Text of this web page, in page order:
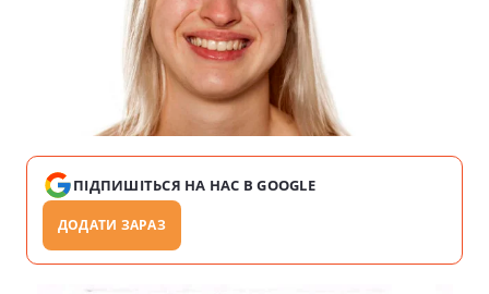
ПІДПИШІТЬСЯ НА НАС В GOOGLE
ДОДАТИ ЗАРАЗ